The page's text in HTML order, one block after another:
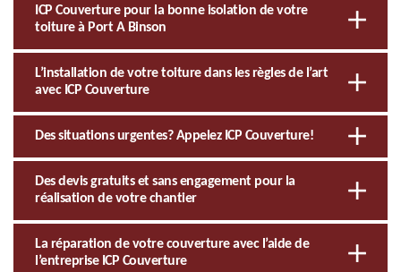
ICP Couverture pour la bonne isolation de votre
toiture à Port A Binson
L’installation de votre toiture dans les règles de l’art
avec ICP Couverture
Des situations urgentes? Appelez ICP Couverture!
Des devis gratuits et sans engagement pour la
réalisation de votre chantier
La réparation de votre couverture avec l’aide de
l’entreprise ICP Couverture